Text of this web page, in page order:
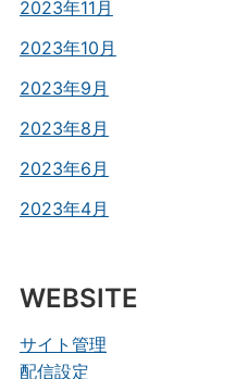
2023年11月
2023年10月
2023年9月
2023年8月
2023年6月
2023年4月
WEBSITE
サイト管理
配信設定